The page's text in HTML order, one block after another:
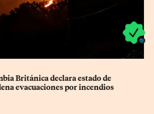
Británica declara estado de
evacuaciones por incendios